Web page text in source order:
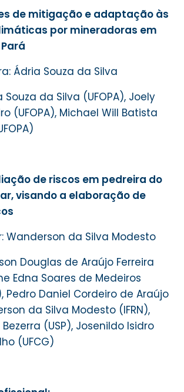
de mitigação e adaptação às
por mineradoras em
Ádria Souza da Silva
Souza da Silva (UFOPA), Joely
(UFOPA), Michael Will Batista
de riscos em pedreira do
visando a elaboração de
Wanderson da Silva Modesto
Douglas de Araújo Ferreira
Edna Soares de Medeiros
, Pedro Daniel Cordeiro de Araújo
da Silva Modesto (IFRN),
(USP), Josenildo Isidro
(UFCG)